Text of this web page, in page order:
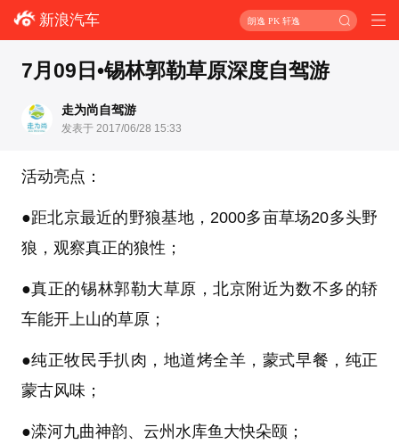
新浪汽车 朗逸 PK 轩逸
7月09日•锡林郭勒草原深度自驾游
走为尚自驾游
发表于 2017/06/28 15:33
活动亮点：
●距北京最近的野狼基地，2000多亩草场20多头野
狼，观察真正的狼性；
●真正的锡林郭勒大草原，北京附近为数不多的轿
车能开上山的草原；
●纯正牧民手扒肉，地道烤全羊，蒙式早餐，纯正
蒙古风味；
●滦河九曲神韵、云州水库鱼大快朵颐；